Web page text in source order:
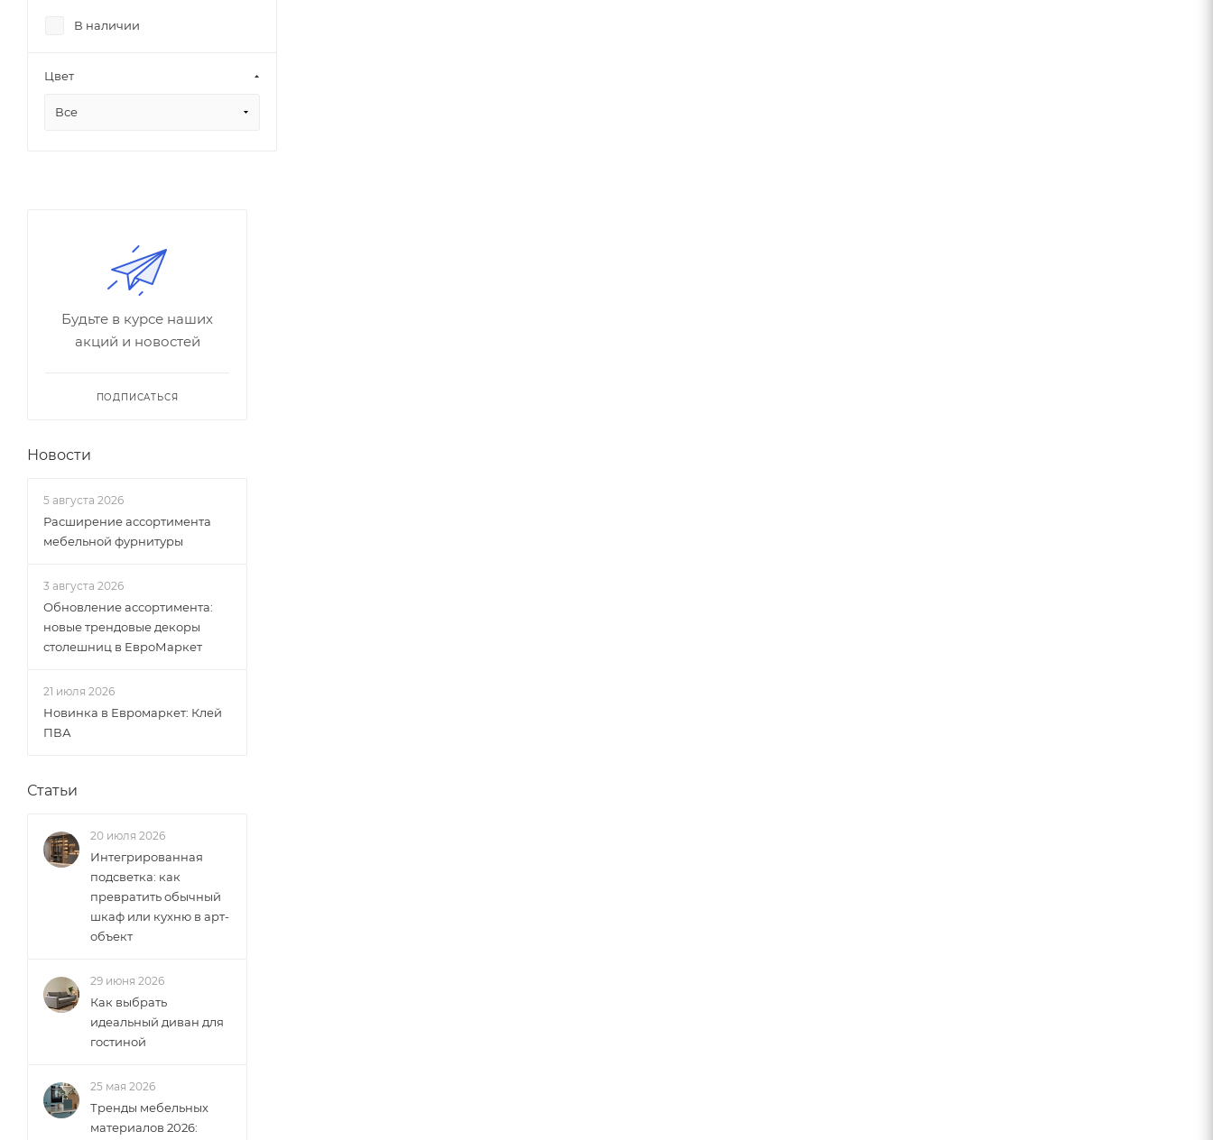
В наличии
Цвет
Все
Будьте в курсе наших
акций и новостей
ПОДПИСАТЬСЯ
Новости
5 августа 2026
Расширение ассортимента
мебельной фурнитуры
3 августа 2026
Обновление ассортимента:
новые трендовые декоры
столешниц в ЕвроМаркет
21 июля 2026
Новинка в Евромаркет: Клей
ПВА
Статьи
20 июля 2026
Интегрированная
подсветка: как
превратить обычный
шкаф или кухню в арт-
объект
29 июня 2026
Как выбрать
идеальный диван для
гостиной
25 мая 2026
Тренды мебельных
материалов 2026: